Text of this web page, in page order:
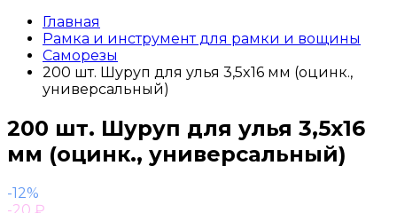
Главная
Рамка и инструмент для рамки и вощины
Саморезы
200 шт. Шуруп для улья 3,5x16 мм (оцинк.,
универсальный)
200 шт. Шуруп для улья 3,5x16
мм (оцинк., универсальный)
-12%